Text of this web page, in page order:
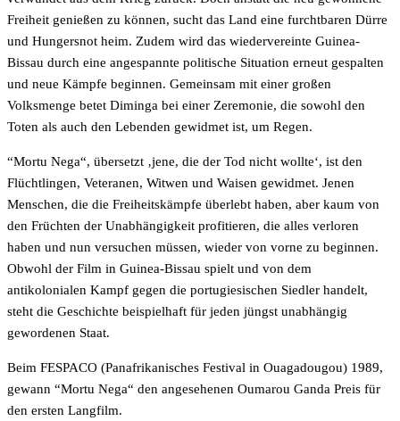
Freiheit genießen zu können, sucht das Land eine furchtbaren Dürre
und Hungersnot heim. Zudem wird das wiedervereinte Guinea-
Bissau durch eine angespannte politische Situation erneut gespalten
und neue Kämpfe beginnen. Gemeinsam mit einer großen
Volksmenge betet Diminga bei einer Zeremonie, die sowohl den
Toten als auch den Lebenden gewidmet ist, um Regen.
“Mortu Nega“, übersetzt ‚jene, die der Tod nicht wollte‘, ist den
Flüchtlingen, Veteranen, Witwen und Waisen gewidmet. Jenen
Menschen, die die Freiheitskämpfe überlebt haben, aber kaum von
den Früchten der Unabhängigkeit profitieren, die alles verloren
haben und nun versuchen müssen, wieder von vorne zu beginnen.
Obwohl der Film in Guinea-Bissau spielt und von dem
antikolonialen Kampf gegen die portugiesischen Siedler handelt,
steht die Geschichte beispielhaft für jeden jüngst unabhängig
gewordenen Staat.
Beim FESPACO (Panafrikanisches Festival in Ouagadougou) 1989,
gewann “Mortu Nega“ den angesehenen Oumarou Ganda Preis für
den ersten Langfilm.